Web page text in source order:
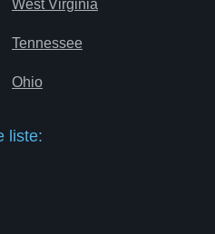
West Virginia
Tennessee
Ohio
liste: